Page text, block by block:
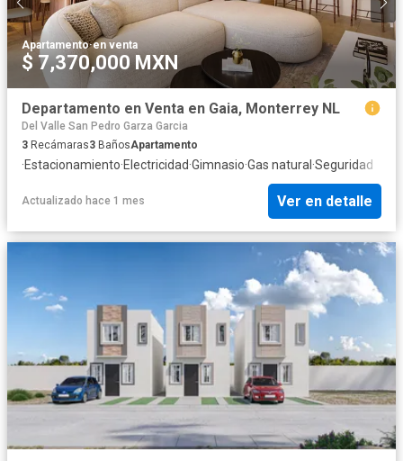
Apartamento·en venta
$ 7,370,000 MXN
Departamento en Venta en Gaia, Monterrey NL
Del Valle San Pedro Garza Garcia
3 Recámaras3 BañosApartamento
·Estacionamiento·Electricidad·Gimnasio·Gas natural·Seguridad
Actualizado hace 1 mes Ver en detalle